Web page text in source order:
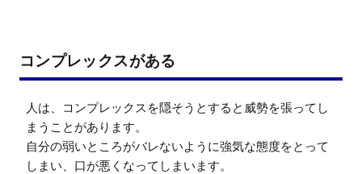
コンプレックスがある
人は、コンプレックスを隠そうとすると威勢を張ってし
まうことがあります。
自分の弱いところがバレないように強気な態度をとって
しまい、口が悪くなってしまいます。